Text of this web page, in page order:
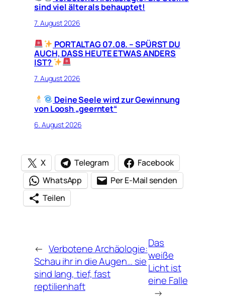
sind viel älter als behauptet!
7. August 2026
PORTALTAG 07.08. – SPÜRST DU
AUCH, DASS HEUTE ETWAS ANDERS
IST?
7. August 2026
Deine Seele wird zur Gewinnung
von Loosh „geerntet“
6. August 2026
X Telegram
Facebook
WhatsApp
Per E-Mail senden
Teilen
← Verbotene Archäologie:
Schau ihr in die Augen… sie
sind lang, tief, fast
reptilienhaft
Das
weiße
Licht ist
eine Falle
→